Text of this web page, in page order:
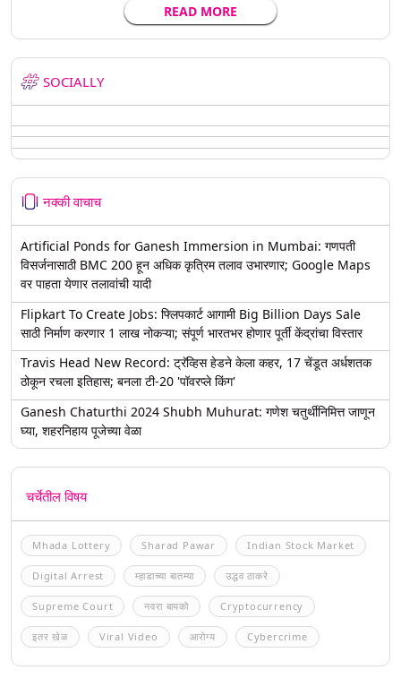
READ MORE
SOCIALLY
नक्की वाचाच
Artificial Ponds for Ganesh Immersion in Mumbai: गणपती
विसर्जनासाठी BMC 200 हून अधिक कृत्रिम तलाव उभारणार; Google Maps
वर पाहता येणार तलावांची यादी
Flipkart To Create Jobs: फ्लिपकार्ट आगामी Big Billion Days Sale
साठी निर्माण करणार 1 लाख नोकऱ्या; संपूर्ण भारतभर होणार पूर्ती केंद्रांचा विस्तार
Travis Head New Record: ट्रॅव्हिस हेडने केला कहर, 17 चेंडूत अर्धशतक
ठोकून रचला इतिहास; बनला टी-20 'पॉवरप्ले किंग'
Ganesh Chaturthi 2024 Shubh Muhurat: गणेश चतुर्थीनिमित्त जाणून
घ्या, शहरनिहाय पूजेच्या वेळा
चर्चेतील विषय
Mhada Lottery Sharad Pawar Indian Stock Market
Digital Arrest म्हाडाच्या बातम्या उद्धव ठाकरे
Supreme Court नवरा बायको Cryptocurrency
इतर खेळ Viral Video आरोग्य Cybercrime